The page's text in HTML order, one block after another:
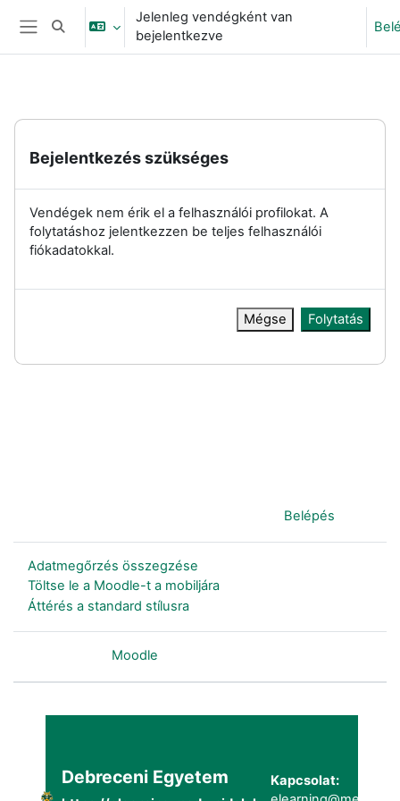
Tovább a fő tartalomhoz
Oldalpanel
Keresési bemeneti adatok váltása
Jelenleg vendégként van
bejelentkezve
Bejelentkezés szükséges
Vendégek nem érik el a felhasználói profilokat. A
folytatáshoz jelentkezzen be teljes felhasználói
fiókadatokkal.
Mégse Folytatás
Belépés
Adatmegőrzés összegzése
Töltse le a Moodle-t a mobiljára
Áttérés a standard stílusra
Moodle
Debreceni Egyetem
Kapcsolat: